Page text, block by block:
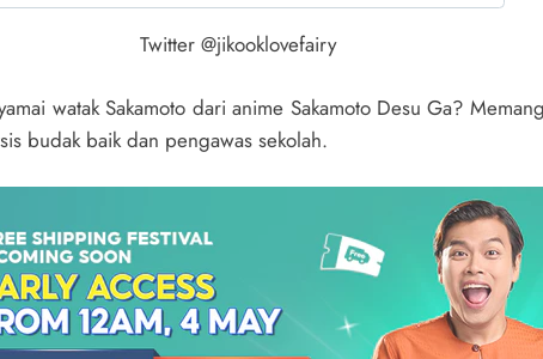
Twitter @jikooklovefairy
watak Sakamoto dari anime Sakamoto Desu Ga?
budak baik dan pengawas sekolah.